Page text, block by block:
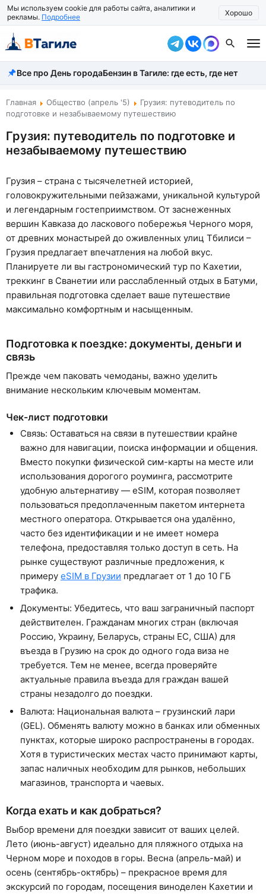
Мы используем cookie для работы сайта, аналитики и
рекламы. Подробнее Хорошо
Все новости
Происшествия
Власть
Экономика
Общество
Рассказать новость
Все про День городаБензин в Тагиле: где есть, где нет
Главная Общество (апрель '5)
Грузия: путеводитель по
подготовке и незабываемому путешествию
Грузия: путеводитель по подготовке и
незабываемому путешествию
Грузия – страна с тысячелетней историей,
головокружительными пейзажами, уникальной культурой
и легендарным гостеприимством. От заснеженных
вершин Кавказа до ласкового побережья Черного моря,
от древних монастырей до оживленных улиц Тбилиси –
Грузия предлагает впечатления на любой вкус.
Планируете ли вы гастрономический тур по Кахетии,
треккинг в Сванетии или расслабленный отдых в Батуми,
правильная подготовка сделает ваше путешествие
максимально комфортным и насыщенным.
Подготовка к поездке: документы, деньги и
связь
Прежде чем паковать чемоданы, важно уделить
внимание нескольким ключевым моментам.
Чек-лист подготовки
Связь: Оставаться на связи в путешествии крайне
важно для навигации, поиска информации и общения.
Вместо покупки физической сим-карты на месте или
использования дорогого роуминга, рассмотрите
удобную альтернативу — eSIM, которая позволяет
пользоваться предоплаченным пакетом интернета
местного оператора. Открывается она удалённо,
часто без идентификации и не имеет номера
телефона, предоставляя только доступ в сеть. На
рынке существуют различные предложения, к
примеру eSIM в Грузии предлагает от 1 до 10 ГБ
трафика.
Документы: Убедитесь, что ваш заграничный паспорт
действителен. Гражданам многих стран (включая
Россию, Украину, Беларусь, страны ЕС, США) для
въезда в Грузию на срок до одного года виза не
требуется. Тем не менее, всегда проверяйте
актуальные правила въезда для граждан вашей
страны незадолго до поездки.
Валюта: Национальная валюта – грузинский лари
(GEL). Обменять валюту можно в банках или обменных
пунктах, которые широко распространены в городах.
Хотя в туристических местах часто принимают карты,
запас наличных необходим для рынков, небольших
магазинов, транспорта и чаевых.
Когда ехать и как добраться?
Выбор времени для поездки зависит от ваших целей.
Лето (июнь-август) идеально для пляжного отдыха на
Черном море и походов в горы. Весна (апрель-май) и
осень (сентябрь-октябрь) – прекрасное время для
экскурсий по городам, посещения виноделен Кахетии и